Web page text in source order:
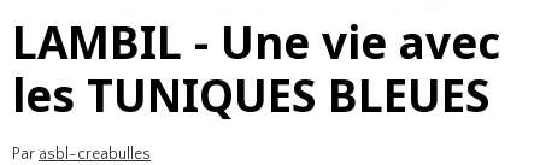
LAMBIL - Une vie avec
les TUNIQUES BLEUES
Par asbl-creabulles